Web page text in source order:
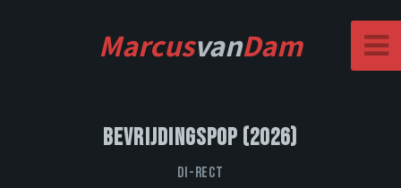
MarcusvanDam
Bevrijdingspop (2026)
DI-RECT